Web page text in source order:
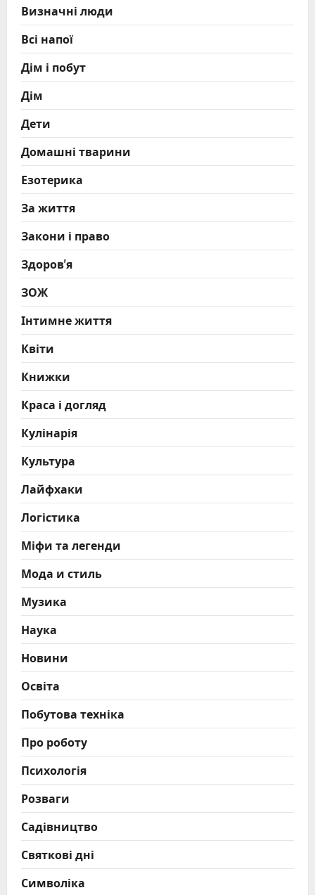
Визначні люди
Всі напої
Дім і побут
Дім
Дети
Домашні тварини
Езотерика
За життя
Закони і право
Здоров'я
ЗОЖ
Інтимне життя
Квіти
Книжки
Краса і догляд
Кулінарія
Культура
Лайфхаки
Логістика
Міфи та легенди
Мода и стиль
Музика
Наука
Новини
Освіта
Побутова техніка
Про роботу
Психологія
Розваги
Садівництво
Святкові дні
Символіка